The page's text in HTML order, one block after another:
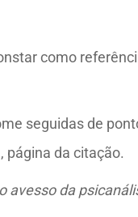
como
seguidas de
página da citação.
avesso da